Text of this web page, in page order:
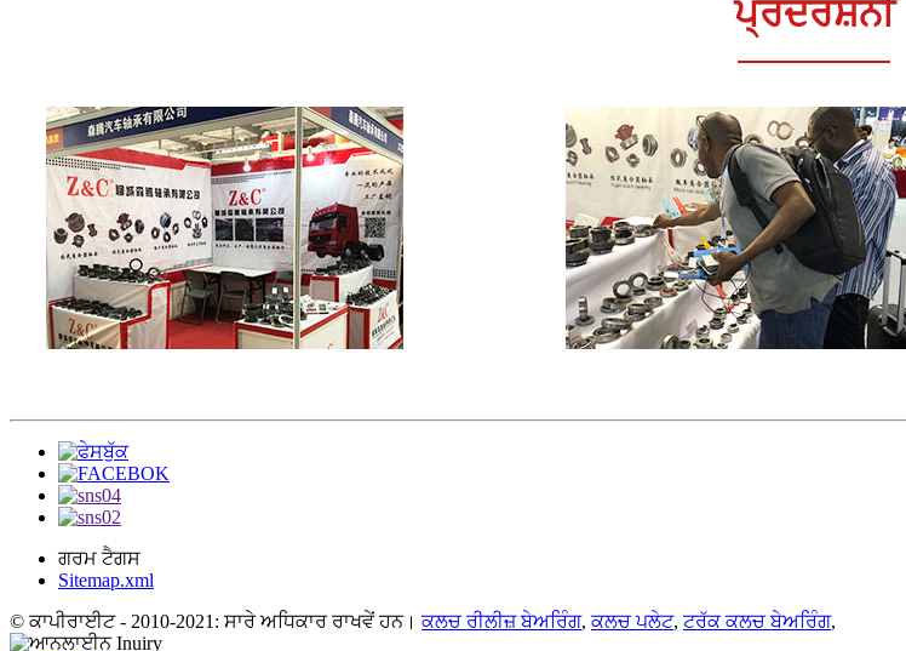
ਪ੍ਰਦਰਸ਼ਨੀ
ਗਰਮ ਟੈਗਸ
Sitemap.xml
© ਕਾਪੀਰਾਈਟ - 2010-2021: ਸਾਰੇ ਅਧਿਕਾਰ ਰਾਖਵੇਂ ਹਨ। ਕਲਚ ਰੀਲੀਜ਼ ਬੇਅਰਿੰਗ,ਕਲਚ ਪਲੇਟ, ਟਰੱਕ ਕਲਚ ਬੇਅਰਿੰਗ,